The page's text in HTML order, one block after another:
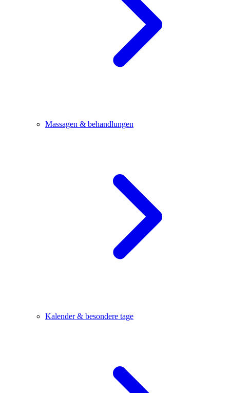
Massagen & behandlungen
Kalender & besondere tage